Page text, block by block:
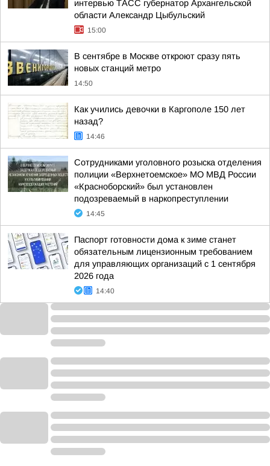
интервью ТАСС губернатор Архангельской
области Александр Цыбульский
15:00
В сентябре в Москве откроют сразу пять
новых станций метро
14:50
Как учились девочки в Каргополе 150 лет
назад?
14:46
Сотрудниками уголовного розыска отделения
полиции «Верхнетоемское» МО МВД России
«Красноборский» был установлен
подозреваемый в наркопреступлении
14:45
Паспорт готовности дома к зиме станет
обязательным лицензионным требованием
для управляющих организаций с 1 сентября
2026 года
14:40